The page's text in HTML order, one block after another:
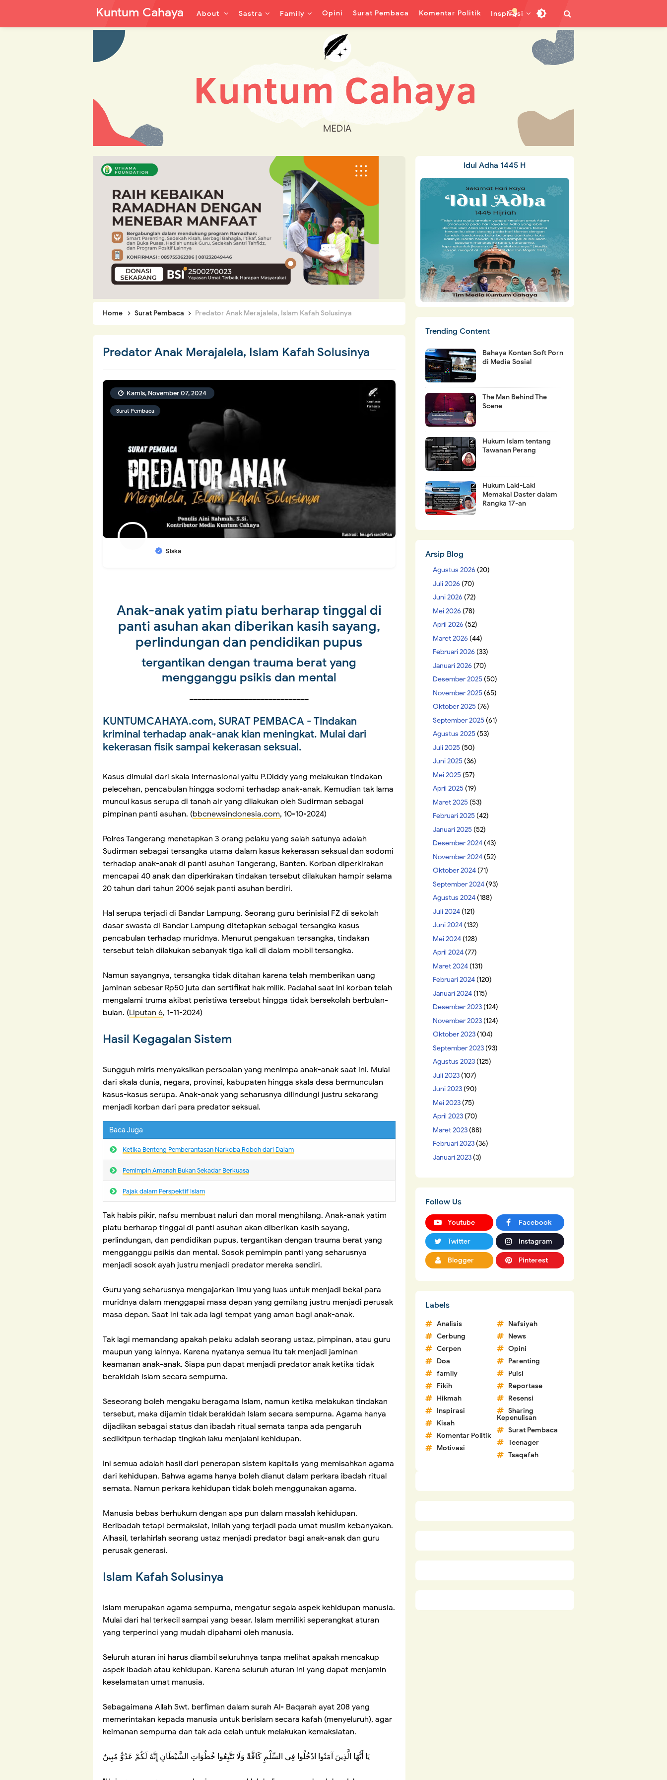
Kuntum Cahaya About Sastra Family Opini Surat Pembaca Komentar Politik Inspirasi
Home Surat Pembaca Predator Anak Merajalela, Islam Kafah Solusinya
Predator Anak Merajalela, Islam Kafah Solusinya
Surat Pembaca
Siska
Kamis, November 07, 2024
Anak-anak yatim piatu berharap tinggal di
panti asuhan akan diberikan kasih sayang,
perlindungan dan pendidikan pupus
tergantikan dengan trauma berat yang
mengganggu psikis dan mental
KUNTUMCAHAYA.com, SURAT PEMBACA - Tindakan
kriminal terhadap anak-anak kian meningkat. Mulai dari
kekerasan fisik sampai kekerasan seksual.
Kasus dimulai dari skala internasional yaitu P.Diddy yang melakukan tindakan
pelecehan, pencabulan hingga sodomi terhadap anak-anak. Kemudian tak lama
muncul kasus serupa di tanah air yang dilakukan oleh Sudirman sebagai
pimpinan panti asuhan. (bbcnewsindonesia.com, 10-10-2024)
Polres Tangerang menetapkan 3 orang pelaku yang salah satunya adalah
Sudirman sebagai tersangka utama dalam kasus kekerasan seksual dan sodomi
terhadap anak-anak di panti asuhan Tangerang, Banten. Korban diperkirakan
mencapai 40 anak dan diperkirakan tindakan tersebut dilakukan hampir selama
20 tahun dari tahun 2006 sejak panti asuhan berdiri.
Hal serupa terjadi di Bandar Lampung. Seorang guru berinisial FZ di sekolah
dasar swasta di Bandar Lampung ditetapkan sebagai tersangka kasus
pencabulan terhadap muridnya. Menurut pengakuan tersangka, tindakan
tersebut telah dilakukan sebanyak tiga kali di dalam mobil tersangka.
Namun sayangnya, tersangka tidak ditahan karena telah memberikan uang
jaminan sebesar Rp50 juta dan sertifikat hak milik. Padahal saat ini korban telah
mengalami truma akibat peristiwa tersebut hingga tidak bersekolah berbulan-
bulan. (Liputan 6, 1-11-2024)
Hasil Kegagalan Sistem
Sungguh miris menyaksikan persoalan yang menimpa anak-anak saat ini. Mulai
dari skala dunia, negara, provinsi, kabupaten hingga skala desa bermunculan
kasus-kasus serupa. Anak-anak yang seharusnya dilindungi justru sekarang
menjadi korban dari para predator seksual.
Baca Juga
Ketika Benteng Pemberantasan Narkoba Roboh dari Dalam
Pemimpin Amanah Bukan Sekadar Berkuasa
Pajak dalam Perspektif Islam
Tak habis pikir, nafsu membuat naluri dan moral menghilang. Anak-anak yatim
piatu berharap tinggal di panti asuhan akan diberikan kasih sayang,
perlindungan, dan pendidikan pupus, tergantikan dengan trauma berat yang
mengganggu psikis dan mental. Sosok pemimpin panti yang seharusnya
menjadi sosok ayah justru menjadi predator mereka sendiri.
Guru yang seharusnya mengajarkan ilmu yang luas untuk menjadi bekal para
muridnya dalam menggapai masa depan yang gemilang justru menjadi perusak
masa depan. Saat ini tak ada lagi tempat yang aman bagi anak-anak.
Tak lagi memandang apakah pelaku adalah seorang ustaz, pimpinan, atau guru
maupun yang lainnya. Karena nyatanya semua itu tak menjadi jaminan
keamanan anak-anak. Siapa pun dapat menjadi predator anak ketika tidak
berakidah Islam secara sempurna.
Seseorang boleh mengaku beragama Islam, namun ketika melakukan tindakan
tersebut, maka dijamin tidak berakidah Islam secara sempurna. Agama hanya
dijadikan sebagai status dan ibadah ritual semata tanpa ada pengaruh
sedikitpun terhadap tingkah laku menjalani kehidupan.
Ini semua adalah hasil dari penerapan sistem kapitalis yang memisahkan agama
dari kehidupan. Bahwa agama hanya boleh dianut dalam perkara ibadah ritual
semata. Namun perkara kehidupan tidak boleh menggunakan agama.
Manusia bebas berhukum dengan apa pun dalam masalah kehidupan.
Beribadah tetapi bermaksiat, inilah yang terjadi pada umat muslim kebanyakan.
Alhasil, terlahirlah seorang ustaz menjadi predator bagi anak-anak dan guru
perusak generasi.
Islam Kafah Solusinya
Islam merupakan agama sempurna, mengatur segala aspek kehidupan manusia.
Mulai dari hal terkecil sampai yang besar. Islam memiliki seperangkat aturan
yang terperinci yang mudah dipahami oleh manusia.
Seluruh aturan ini harus diambil seluruhnya tanpa melihat apakah mencakup
aspek ibadah atau kehidupan. Karena seluruh aturan ini yang dapat menjamin
keselamatan umat manusia.
Sebagaimana Allah Swt. berfiman dalam surah Al- Baqarah ayat 208 yang
memerintakan kepada manusia untuk berislam secara kafah (menyeluruh), agar
keimanan sempurna dan tak ada celah untuk melakukan kemaksiatan.
يَا أَيُّهَا الَّذِينَ آمَنُوا ادْخُلُوا فِي السِّلْمِ كَافَّةً وَلَا تَتَّبِعُوا خُطُوَاتِ الشَّيْطَانِ إِنَّهُ لَكُمْ عَدُوٌّ مُبِينٌ
Idul Adha 1445 H
Trending Content
Bahaya Konten Soft Porn
di Media Sosial
The Man Behind The
Scene
Hukum Islam tentang
Tawanan Perang
Hukum Laki-Laki
Memakai Daster dalam
Rangka 17-an
Arsip Blog
Agustus 2026 (20)
Juli 2026 (70)
Juni 2026 (72)
Mei 2026 (78)
April 2026 (52)
Maret 2026 (44)
Februari 2026 (33)
Januari 2026 (70)
Desember 2025 (50)
November 2025 (65)
Oktober 2025 (76)
September 2025 (61)
Agustus 2025 (53)
Juli 2025 (50)
Juni 2025 (36)
Mei 2025 (57)
April 2025 (19)
Maret 2025 (53)
Februari 2025 (42)
Januari 2025 (52)
Desember 2024(43)
November 2024(52)
Oktober 2024(71)
September 2024(93)
Agustus 2024(188)
Juli 2024(121)
Juni 2024(132)
Mei 2024(128)
April 2024(77)
Maret 2024(131)
Februari 2024(120)
Januari 2024(115)
Desember 2023(124)
November 2023(124)
Oktober 2023(104)
September 2023(93)
Agustus 2023(125)
Juli 2023(107)
Juni 2023(90)
Mei 2023(75)
April 2023(70)
Maret 2023(88)
Februari 2023(36)
Januari 2023(3)
Follow Us
Youtube Facebook
Twitter Instagram
Blogger Pinterest
Labels
Analisis
Cerbung
Cerpen
Doa
family
Fikih
Hikmah
Inspirasi
Kisah
Komentar Politik
Motivasi
Nafsiyah
News
Opini
Parenting
Puisi
Reportase
Resensi
Sharing
Kepenulisan
Surat Pembaca
Teenager
Tsaqafah